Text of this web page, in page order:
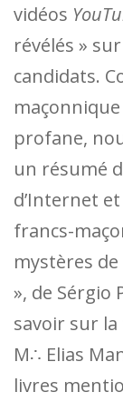
vidéos
révélés »
candidats.
profane,
un résumé
d’Internet
francs-
mystères
», de Sérgio
savoir sur
M∴ Elias
livres